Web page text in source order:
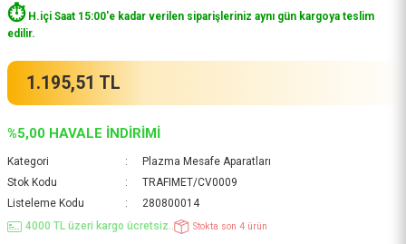
⏱️H.içi Saat 15:00'e kadar verilen siparişleriniz aynı gün kargoya teslim
edilir.
1.195,51 TL
%5,00 HAVALE İNDİRİMİ
Kategori
Plazma Mesafe Aparatları
Stok Kodu
TRAFIMET/CV0009
Listeleme Kodu
280800014
4000 TL üzeri kargo ücretsiz..
Stokta son 4 ürün